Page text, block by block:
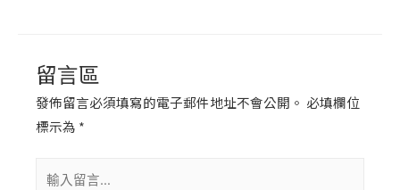
留言區
發佈留言必須填寫的電子郵件地址不會公開。 必填欄位
標示為 *